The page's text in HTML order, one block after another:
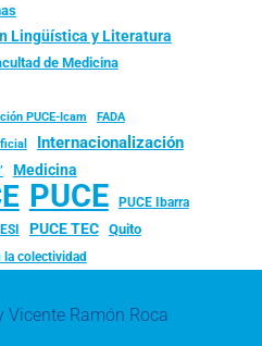
Lingüística y Literatura
de Medicina
PUCE-Icam FADA
Internacionalización
Medicina
PUCE PUCE Ibarra
PUCE TEC
Quito
colectividad
Vicente Ramón Roca